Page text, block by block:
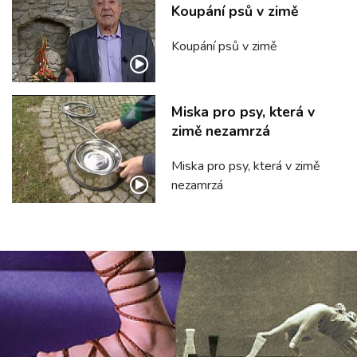
Koupání psů v zimě
Koupání psů v zimě
Miska pro psy, která v
zimě nezamrzá
Miska pro psy, která v zimě
nezamrzá